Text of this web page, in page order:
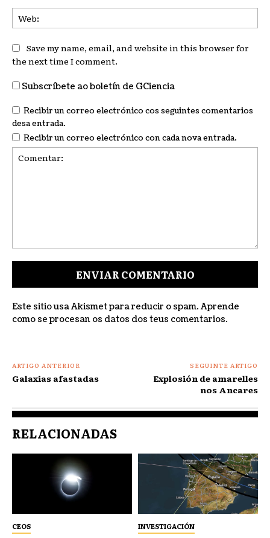
Save my name, email, and website in this browser for
the next time I comment.
Subscríbete ao boletín de GCiencia
Recibir un correo electrónico cos seguintes comentarios
desa entrada.
Recibir un correo electrónico con cada nova entrada.
Este sitio usa Akismet para reducir o spam. Aprende
como se procesan os datos dos teus comentarios.
ARTIGO ANTERIOR
Galaxias afastadas
SEGUINTE ARTIGO
Explosión de amarelles
nos Ancares
RELACIONADAS
CEOS INVESTIGACIÓN